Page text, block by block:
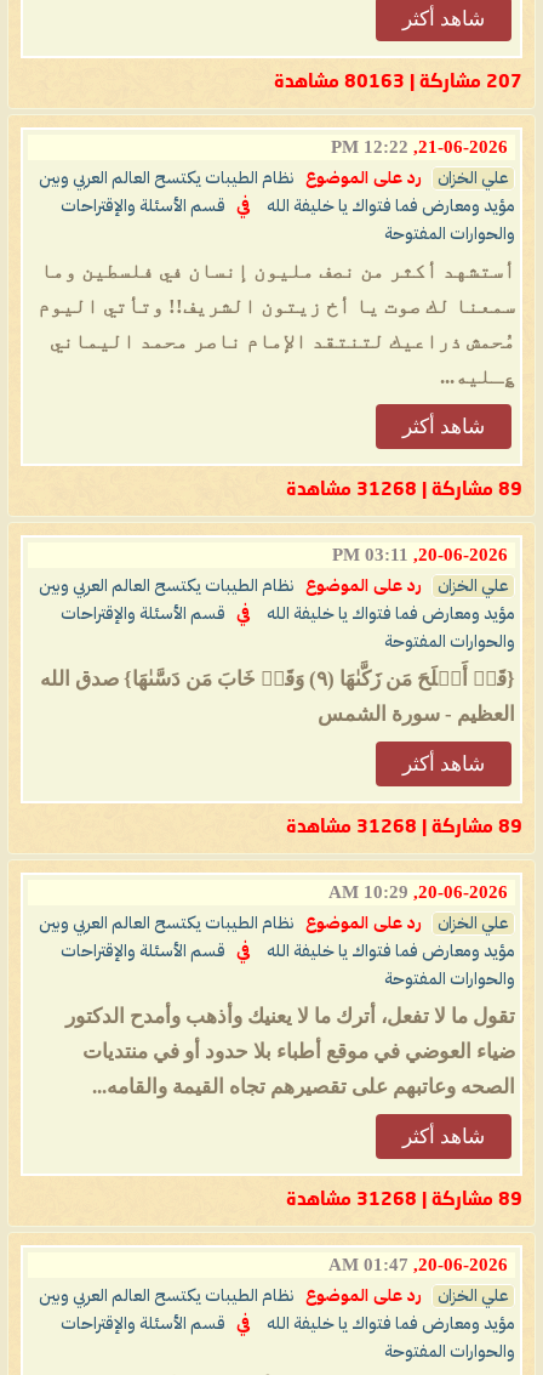
شاهد أكثر
207 مشاركة | 80163 مشاهدة
21-06-2026,
12:22 PM
علي الخزان رد على الموضوع
نظام الطيبات يكتسح العالم العربي وبين
مؤيد ومعارض فما فتواك يا خليفة الله
في
قسم الأسئلة والإقتراحات
والحوارات المفتوحة
أستشهد أكثر من نصف مليون إنسان في فلسطين وما
سمعنا لك صوت يا أخ زيتون الشريف!! وتأتي اليوم
مُحمش ذراعيك لتنتقد الإمام ناصر محمد اليماني
؏ـليه...
شاهد أكثر
89 مشاركة | 31268 مشاهدة
20-06-2026,
03:11 PM
علي الخزان رد على الموضوع
نظام الطيبات يكتسح العالم العربي وبين
مؤيد ومعارض فما فتواك يا خليفة الله
في
قسم الأسئلة والإقتراحات
والحوارات المفتوحة
{قَدۡ أَفۡلَحَ مَن زَكَّىٰهَا (٩) وَقَدۡ خَابَ مَن دَسَّىٰهَا} صدق الله
العظيم - سورة الشمس
شاهد أكثر
89 مشاركة | 31268 مشاهدة
20-06-2026,
10:29 AM
علي الخزان رد على الموضوع
نظام الطيبات يكتسح العالم العربي وبين
مؤيد ومعارض فما فتواك يا خليفة الله
في
قسم الأسئلة والإقتراحات
والحوارات المفتوحة
تقول ما لا تفعل، أترك ما لا يعنيك وأذهب وأمدح الدكتور
ضياء العوضي في موقع أطباء بلا حدود أو في منتديات
الصحه وعاتبهم على تقصيرهم تجاه القيمة والقامه...
شاهد أكثر
89 مشاركة | 31268 مشاهدة
20-06-2026,
01:47 AM
علي الخزان رد على الموضوع
نظام الطيبات يكتسح العالم العربي وبين
مؤيد ومعارض فما فتواك يا خليفة الله
في
قسم الأسئلة والإقتراحات
والحوارات المفتوحة